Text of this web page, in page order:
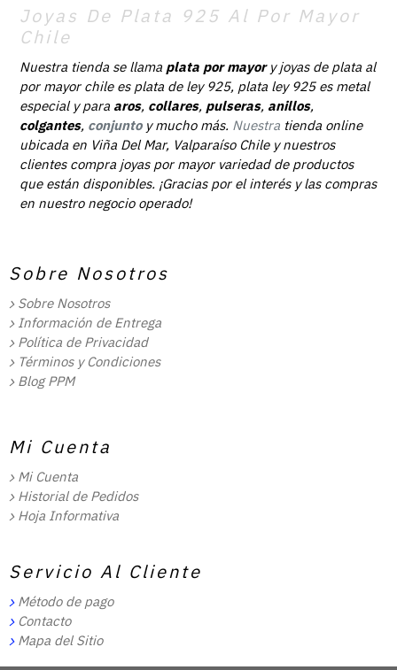
Joyas De Plata 925 Al Por Mayor
Chile
Nuestra tienda se llama plata por mayory joyas de plata al
por mayor chile es plata de ley 925, plata ley 925 es metal
especial y para aros, collares, pulseras, anillos,
colgantes, conjunto y mucho más. Nuestra tienda online
ubicada en Viña Del Mar, Valparaíso Chile y nuestros
clientes compra joyas por mayor variedad de productos
que están disponibles. ¡Gracias por el interés y las compras
en nuestro negocio operado!
Sobre Nosotros
Sobre Nosotros
Información de Entrega
Política de Privacidad
Términos y Condiciones
Blog PPM
Mi Cuenta
Mi Cuenta
Historial de Pedidos
Hoja Informativa
Servicio Al Cliente
Método de pago
Contacto
Mapa del Sitio